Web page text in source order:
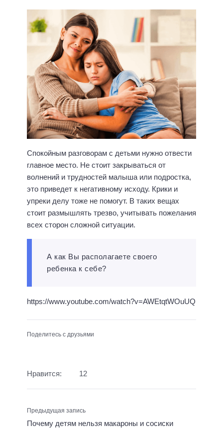
Спокойным разговорам с детьми нужно отвести
главное место. Не стоит закрываться от
волнений и трудностей малыша или подростка,
это приведет к негативному исходу. Крики и
упреки делу тоже не помогут. В таких вещах
стоит размышлять трезво, учитывать пожелания
всех сторон сложной ситуации.
А как Вы располагаете своего
ребенка к себе?
https://www.youtube.com/watch?v=AWEtqtWOuUQ
Поделитесь с друзьями
Нравится: 12
Предыдущая запись
Почему детям нельзя макароны и сосиски